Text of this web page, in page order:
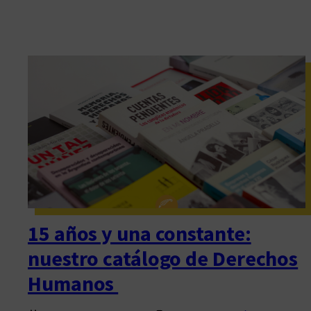
15 años y una constante:
nuestro catálogo de Derechos
Humanos